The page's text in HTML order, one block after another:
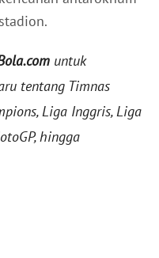
untuk
tentang Timnas
Liga Inggris, Liga
hingga